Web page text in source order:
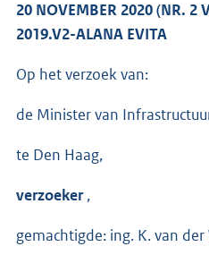
20 NOVEMBER 2020 (NR. 2
2019.V2-ALANA EVITA
Op het verzoek van:
de Minister van
te Den Haag,
verzoeker,
gemachtigde: ing. K. van der